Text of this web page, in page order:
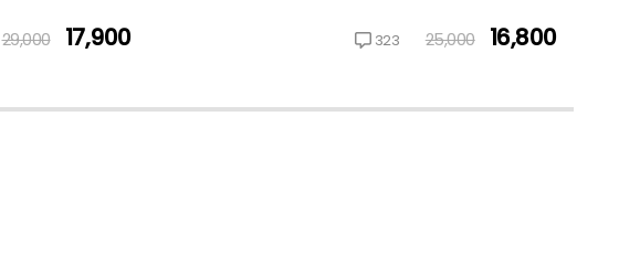
29,000 17,900 323 25,000 16,800